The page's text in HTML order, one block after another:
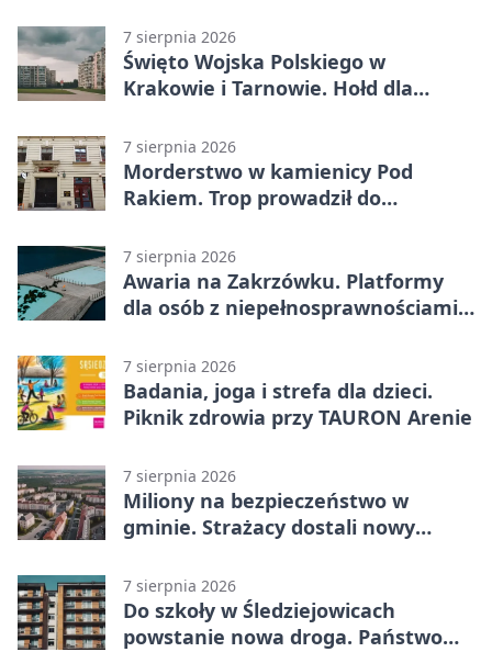
7 sierpnia 2026
Święto Wojska Polskiego w
Krakowie i Tarnowie. Hołd dla
7 sierpnia 2026
Morderstwo w kamienicy Pod
Rakiem. Trop prowadził do
7 sierpnia 2026
Awaria na Zakrzówku. Platformy
dla osób z niepełnosprawnościami
7 sierpnia 2026
Badania, joga i strefa dla dzieci.
Piknik zdrowia przy TAURON Arenie
7 sierpnia 2026
Miliony na bezpieczeństwo w
gminie. Strażacy dostali nowy
7 sierpnia 2026
Do szkoły w Śledziejowicach
powstanie nowa droga. Państwo